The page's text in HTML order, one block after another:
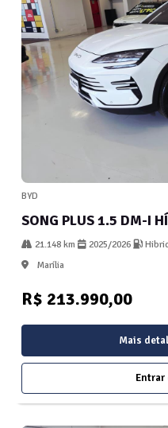
BYD
SONG PLUS 1.5 DM-I
21.148 km 2025/2026
Marília
R$ 213.990,00
Mais
Entrar